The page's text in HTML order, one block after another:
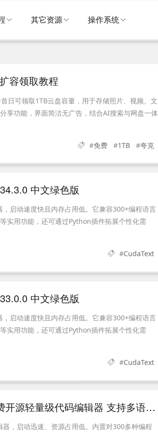
其它资源 操作系统
容领取教程
日可领取1TB云盘容量，用于存储照片、视频、文
享功能，界面简洁无广告，结合AI搜索与网盘一体
#免费 #1TB #夸克
中文绿色版
启动速度快且内存占用低。它兼容300+编程语言
实用功能，还可通过Python插件拓展个性化需
#CudaText
中文绿色版
启动速度快且内存占用低。它兼容300+编程语言
实用功能，还可通过Python插件拓展个性化需
#CudaText
CudaText v1.231.7 中文绿色版｜免费开源轻量级代码编辑器 支持多语言与插件扩展
，启动迅速、资源占用低。内置对300多种编程